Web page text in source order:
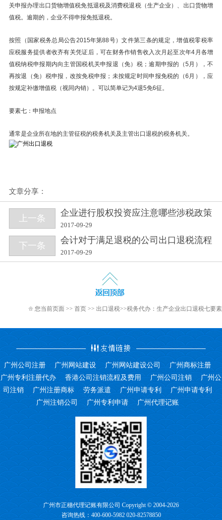
关申报办理出口货物增值税免抵退税及消费税退税（生产企业）、出口货物增
值税。逾期的，企业不得申报免抵退税。
按照（国家税务总局公告2015年第88号）文件第三条的规定，增值税零税率
应税服务提供者收齐有关凭证后，可在财务作销售收入次月起至次年4月各增
值税纳税申报期内向主管国税机关申报退（免）税；逾期申报的（5月），不
再按退（免）税申报，改按免税申报；未按规定时间申报免税的（6月），应
按规定补缴增值税（视同内销）。可以简单记为4退5免6征。
要素七：申报地点
通常是企业所在地的主管征税的税务机关及主管出口退税的税务机关。
文章分享：
上一条
企业进行股权投资应注意哪些涉税政策
2017-09-29
下一条
会计对于满足退税的公司出口退税流程
2017-09-29
您当前页面 >> 首页 >> 出口退税>>税务代办：生产企业出口退税七要素
广州公司注册 广州网站建设 广州网站建设公司
广州商标注册
广州专利注册代办
香港公司注销流程及费用 广州公司注销
广州公
司注销
广州注册商标 劳务派遣 广州申请专利
广州申请专利
广州注销公司
广州专利申请 广州代理记账
广州市正穗代理记账有限公司 Copyright © 2004-2026
咨询热线：400-600-5982 020-82578850